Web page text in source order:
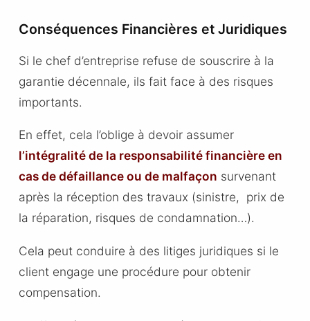
Conséquences Financières et Juridiques
Si le chef d’entreprise refuse de souscrire à la
garantie décennale, ils fait face à des risques
importants.
En effet, cela l’oblige à devoir assumer
l’intégralité de la responsabilité financière en
cas de défaillance ou de malfaçon survenant
après la réception des travaux (sinistre, prix de
la réparation, risques de condamnation…).
Cela peut conduire à des litiges juridiques si le
client engage une procédure pour obtenir
compensation.